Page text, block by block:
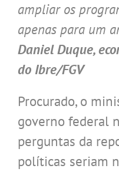
ampliar os
apenas para um
Daniel Duque,
do Ibre/FGV
Procurado, o
governo federal
perguntas da
políticas seriam